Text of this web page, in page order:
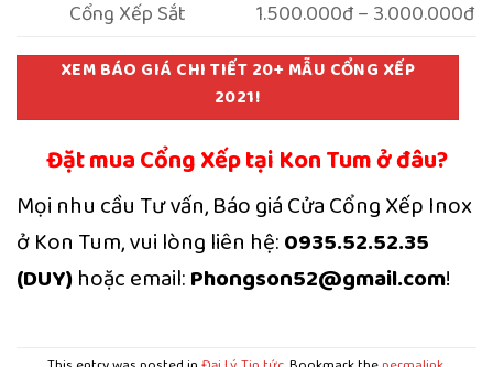
Cổng Xếp Sắt
1.500.000đ – 3.000.000đ
XEM BÁO GIÁ CHI TIẾT 20+ MẪU CỔNG XẾP
2021!
Đặt mua Cổng Xếp tại Kon Tum ở đâu?
Mọi nhu cầu Tư vấn, Báo giá Cửa Cổng Xếp Inox
ở Kon Tum, vui lòng liên hệ:0935.52.52.35
(DUY)hoặc email:Phongson52@gmail.com!